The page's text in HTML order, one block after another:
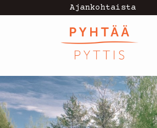
pääsisältöön
-
current
Ajankohtaista